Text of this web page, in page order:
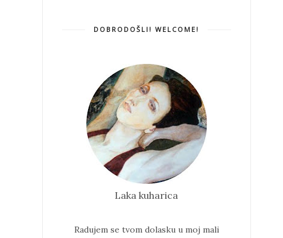
DOBRODOŠLI! WELCOME!
Laka kuharica
Radujem se tvom dolasku u moj mali